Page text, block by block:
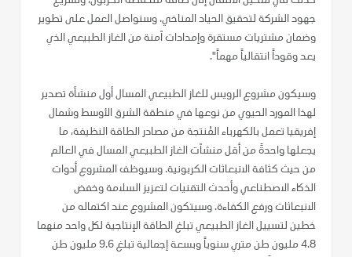
جهود الشركة لتحقيق الحياد المناخي. وسنواصل العمل على تطوير
وضمان مشتريات مستقرة وإمدادات آمنة من الغاز الطبيعي الذي
يعد وقوداً انتقالياً مهماً".
وسيكون مشروع الرويس للغاز الطبيعي المسال أول منشأة تصدير
لهذا المورد الحيوي من نوعها في منطقة الشرق الأوسط وشمال
إفريقيا تعمل بالكهرباء المُنتجة من مصادر الطاقة النظيفة، ما
يجعلها واحدةً من أقل منشآت الغاز الطبيعي المسال في العالم
من حيث كثافة الانبعاثات الكربونية. وسيوظف المشروع أدوات
الذكاء الاصطناعي وأحدث التقنيات لتعزيز السلامة وخفض
الانبعاثات ورفع الكفاءة. وسيتكون المشروع عند اكتماله من
خطين لتسييل الغاز الطبيعي تبلغ الطاقة الإنتاجية لكل واحد منهما
4.8 مليون طن متري سنوياً وبسعة إجمالية تبلغ 9.6 مليون طن